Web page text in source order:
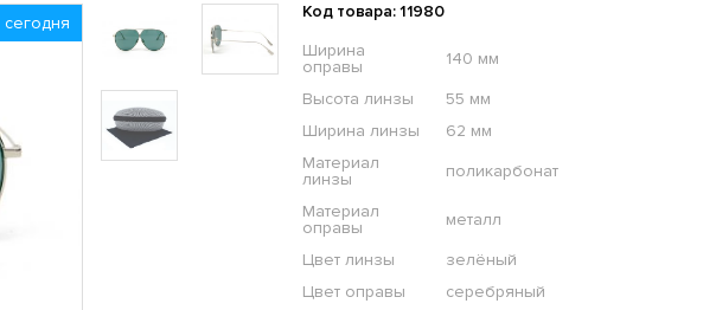
Код товара: 11980
Ширина
оправы
140 мм
Высота линзы
55 мм
Ширина линзы
62 мм
Материал
линзы
поликарбонат
Материал
оправы
металл
Цвет линзы
зелёный
Цвет оправы
серебряный